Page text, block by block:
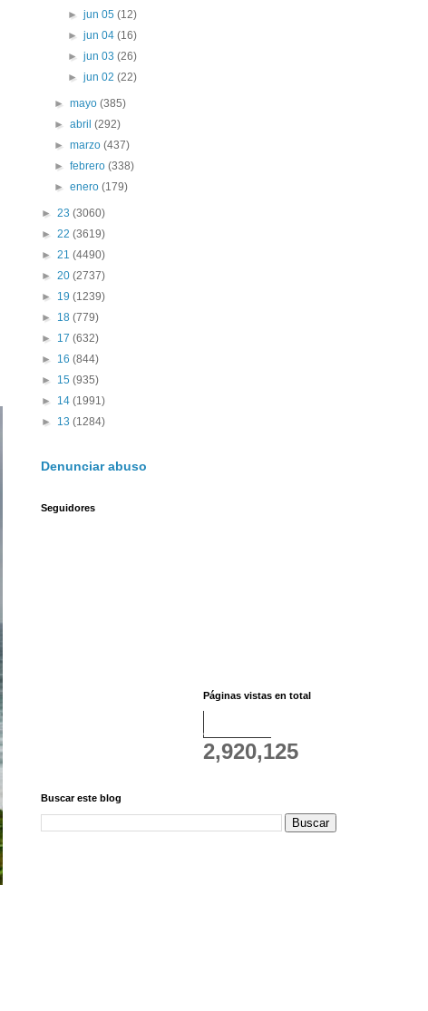
► jun 05 (12)
► jun 04 (16)
► jun 03 (26)
► jun 02 (22)
►mayo(385)
►abril(292)
►marzo(437)
►febrero(338)
►enero(179)
► 23 (3060)
► 22 (3619)
► 21 (4490)
► 20 (2737)
► 19 (1239)
► 18 (779)
► 17 (632)
► 16 (844)
► 15 (935)
► 14 (1991)
► 13 (1284)
Denunciar abuso
Seguidores
Páginas vistas en total
2,920,125
Buscar este blog